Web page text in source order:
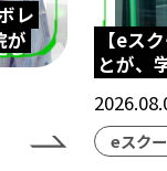
レ
が
【eス
とが、
eスク